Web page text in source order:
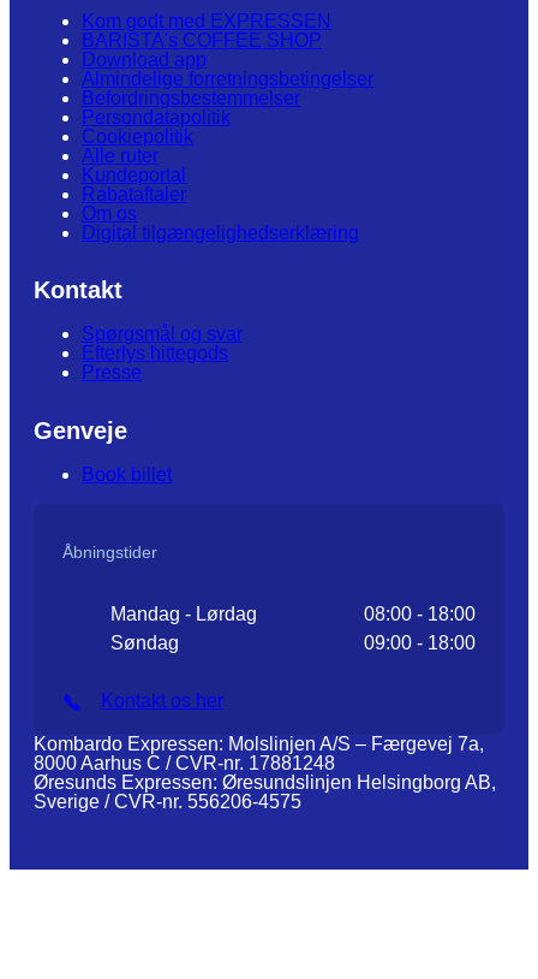
Kom godt med EXPRESSEN
BARISTA's COFFEE SHOP
Download app
Almindelige forretningsbetingelser
Befordringsbestemmelser
Persondatapolitik
Cookiepolitik
Alle ruter
Kundeportal
Rabataftaler
Om os
Digital tilgængelighedserklæring
Kontakt
Spørgsmål og svar
Efterlys hittegods
Presse
Genveje
Book billet
Åbningstider
Mandag - Lørdag
08:00 - 18:00
Søndag
09:00 - 18:00
Kontakt os her
Kombardo Expressen: Molslinjen A/S – Færgevej 7a,
8000 Aarhus C / CVR-nr. 17881248
Øresunds Expressen: Øresundslinjen Helsingborg AB,
Sverige / CVR-nr. 556206-4575